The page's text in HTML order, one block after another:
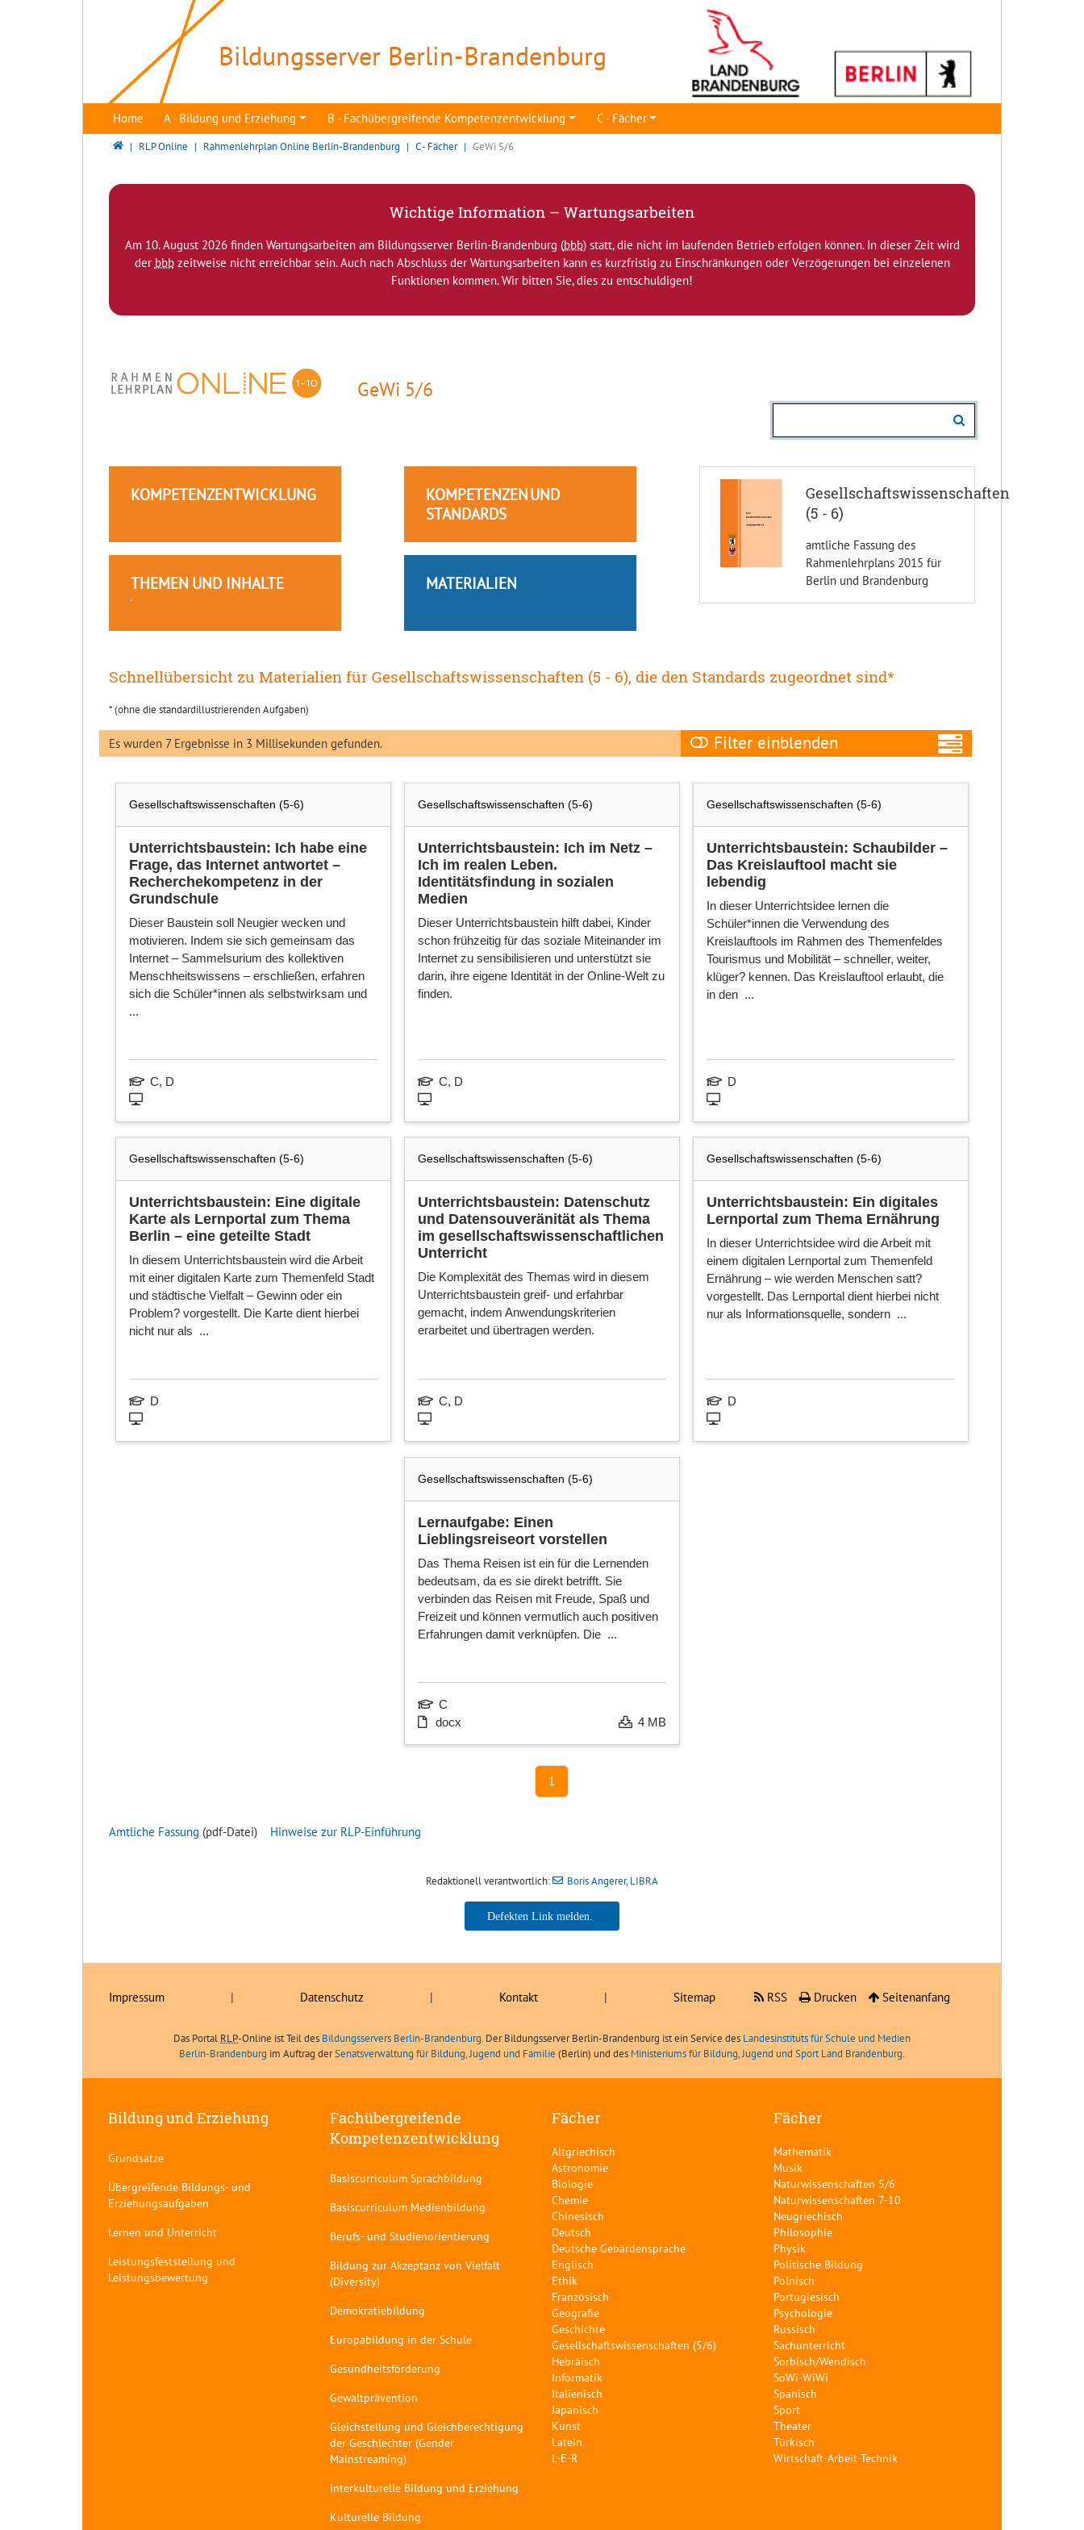
Bildungsserver Berlin-Brandenburg
Home A - Bildung und Erziehung B - Fachübergreifende Kompetenzentwicklung C - Fächer
Bildungsserver Berlin - Brandenburg
RLP Online Rahmenlehrplan Online Berlin-Brandenburg C - Fächer GeWi 5/6
Wichtige Information – Wartungsarbeiten
Am 10. August 2026 finden Wartungsarbeiten am Bildungsserver Berlin-Brandenburg (bbb) statt, die nicht im laufenden Betrieb erfolgen können. In dieser Zeit wird
der bbbzeitweise nicht erreichbar sein. Auch nach Abschluss der Wartungsarbeiten kann es kurzfristig zu Einschränkungen oder Verzögerungen bei einzelenen
Funktionen kommen. Wir bitten Sie, dies zu entschuldigen!
GeWi 5/6
KOMPETENZENTWICKLUNG
THEMEN UND INHALTE
KOMPETENZEN UND
STANDARDS
MATERIALIEN
Gesellschaftswissenschaften
(5 - 6)
amtliche Fassung des
Rahmenlehrplans 2015 für
Berlin und Brandenburg
Schnellübersicht zu Materialien für Gesellschaftswissenschaften (5 - 6), die den Standards zugeordnet sind*
* (ohne die standardillustrierenden Aufgaben)
Es wurden 7 Ergebnisse in 3 Millisekunden gefunden. Filter
Gesellschaftswissenschaften (5-6)
Unterrichtsbaustein: Ich habe eine
Frage, das Internet antwortet –
Recherchekompetenz in der
Grundschule
Dieser Baustein soll Neugier wecken und
motivieren. Indem sie sich gemeinsam das
Internet – Sammelsurium des kollektiven
Menschheitswissens – erschließen, erfahren
sich die Schüler*innen als selbstwirksam und
...
C, D
Gesellschaftswissenschaften (5-6)
Unterrichtsbaustein: Ich im Netz –
Ich im realen Leben.
Identitätsfindung in sozialen
Medien
Dieser Unterrichtsbaustein hilft dabei, Kinder
schon frühzeitig für das soziale Miteinander im
Internet zu sensibilisieren und unterstützt sie
darin, ihre eigene Identität in der Online-Welt zu
finden.
C, D
Gesellschaftswissenschaften (5-6)
Unterrichtsbaustein: Schaubilder –
Das Kreislauftool macht sie
lebendig
In dieser Unterrichtsidee lernen die
Schüler*innen die Verwendung des
Kreislauftools im Rahmen des Themenfeldes
Tourismus und Mobilität – schneller, weiter,
klüger? kennen. Das Kreislauftool erlaubt, die
in den ...
D
Gesellschaftswissenschaften (5-6)
Unterrichtsbaustein: Eine digitale
Karte als Lernportal zum Thema
Berlin – eine geteilte Stadt
In diesem Unterrichtsbaustein wird die Arbeit
mit einer digitalen Karte zum Themenfeld Stadt
und städtische Vielfalt – Gewinn oder ein
Problem? vorgestellt. Die Karte dient hierbei
nicht nur als ...
D
Gesellschaftswissenschaften (5-6)
Unterrichtsbaustein: Datenschutz
und Datensouveränität als Thema
im gesellschaftswissenschaftlichen
Unterricht
Die Komplexität des Themas wird in diesem
Unterrichtsbaustein greif- und erfahrbar
gemacht, indem Anwendungskriterien
erarbeitet und übertragen werden.
C, D
Gesellschaftswissenschaften (5-6)
Unterrichtsbaustein: Ein digitales
Lernportal zum Thema Ernährung
In dieser Unterrichtsidee wird die Arbeit mit
einem digitalen Lernportal zum Themenfeld
Ernährung – wie werden Menschen satt?
vorgestellt. Das Lernportal dient hierbei nicht
nur als Informationsquelle, sondern ...
D
Gesellschaftswissenschaften (5-6)
Lernaufgabe: Einen
Lieblingsreiseort vorstellen
Das Thema Reisen ist ein für die Lernenden
bedeutsam, da es sie direkt betrifft. Sie
verbinden das Reisen mit Freude, Spaß und
Freizeit und können vermutlich auch positiven
Erfahrungen damit verknüpfen. Die ...
C
docx
4 MB
1
Amtliche Fassung (pdf-Datei) Hinweise zur RLP-Einführung
Redaktionell verantwortlich: Boris Angerer, LIBRA
Boris Angerer, LIBRA
Impressum | Datenschutz | Kontakt | Sitemap RSS Drucken Seitenanfang
Das Portal RLP-Online ist Teil des Bildungsservers Berlin-Brandenburg. Der Bildungsserver Berlin-Brandenburg ist ein Service des Landesinstituts für Schule und Medien
Berlin-Brandenburg im Auftrag derSenatsverwaltung für Bildung, Jugend und Familie (Berlin) und des Ministeriums für Bildung, Jugend und Sport Land Brandenburg.
Bildung und Erziehung
Grundsätze
Übergreifende Bildungs- und
Erziehungsaufgaben
Lernen und Unterricht
Leistungsfeststellung und
Leistungsbewertung
Fachübergreifende
Kompetenzentwicklung
Basiscurriculum Sprachbildung
Basiscurriculum Medienbildung
Berufs- und Studienorientierung
Bildung zur Akzeptanz von Vielfalt
(Diversity)
Demokratiebildung
Europabildung in der Schule
Gesundheitsförderung
Gewaltprävention
Gleichstellung und Gleichberechtigung
der Geschlechter (Gender
Mainstreaming)
Interkulturelle Bildung und Erziehung
Kulturelle Bildung
Fächer
Altgriechisch
Astronomie
Biologie
Chemie
Chinesisch
Deutsch
Deutsche Gebärdensprache
Englisch
Ethik
Französisch
Geografie
Geschichte
Gesellschaftswissenschaften (5/6)
Hebräisch
Informatik
Italienisch
Japanisch
Kunst
Latein
L-E-R
Fächer
Mathematik
Musik
Naturwissenschaften 5/6
Naturwissenschaften 7-10
Neugriechisch
Philosophie
Physik
Politische Bildung
Polnisch
Portugiesisch
Psychologie
Russisch
Sachunterricht
Sorbisch/Wendisch
SoWi-WiWi
Spanisch
Sport
Theater
Türkisch
Wirtschaft-Arbeit-Technik